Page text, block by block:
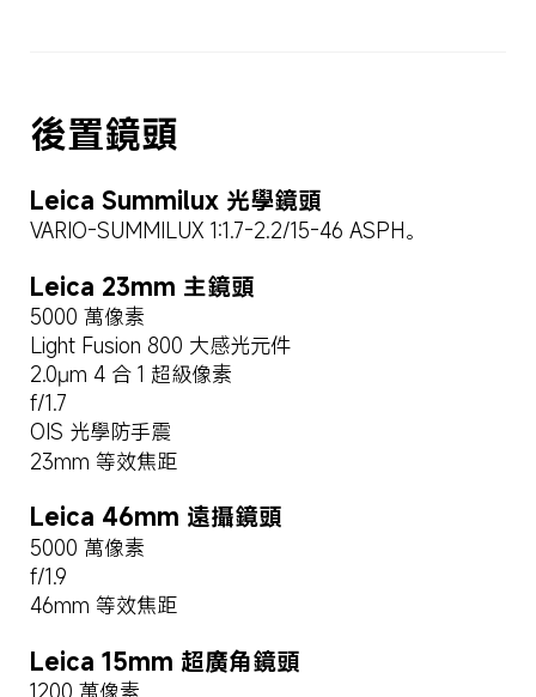
後置鏡頭
Leica Summilux 光學鏡頭
VARIO-SUMMILUX 1:1.7-2.2/15-46 ASPH。
Leica 23mm 主鏡頭
5000 萬像素
Light Fusion 800 大感光元件
2.0µm 4 合 1 超級像素
f/1.7
OIS 光學防手震
23mm 等效焦距
Leica 46mm 遠攝鏡頭
5000 萬像素
f/1.9
46mm 等效焦距
Leica 15mm 超廣角鏡頭
1200 萬像素